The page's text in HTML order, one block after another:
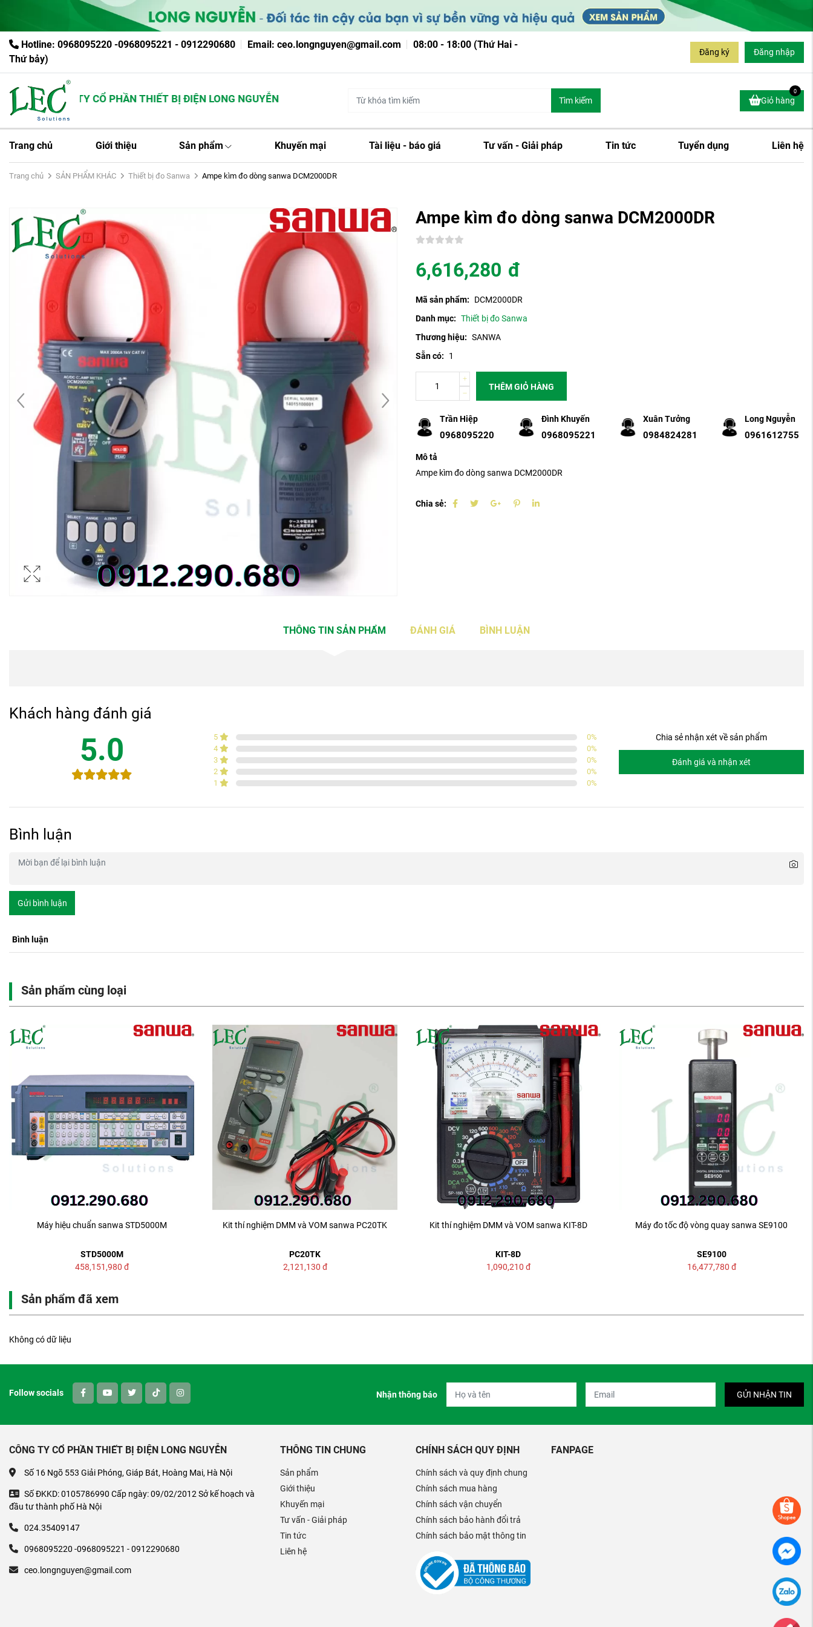
Hotline: 0968095220 -0968095221 - 0912290680 Email: ceo.longnguyen@gmail.com
08:00 - 18:00 (Thứ Hai -
Thứ bảy)
Đăng ký Đăng nhập
CÔNG TY CỔ PHẦN THIẾT BỊ ĐIỆN LONG NGUYỄN Tìm kiếm Giỏ hàng
0
Trang chủ Giới thiệu Sản phẩm Khuyến mại Tài liệu - báo giá Tư vấn - Giải pháp Tin tức Tuyển dụng Liên hệ
Trang chủ SẢN PHẨM KHÁC Thiết bị đo Sanwa Ampe kìm đo dòng sanwa DCM2000DR
Ampe kìm đo dòng sanwa DCM2000DR
6,616,280 đ
Mã sản phẩm:
DCM2000DR
Danh mục: Thiết bị đo Sanwa
Thương hiệu: SANWA
Sẵn có:
1
THÊM GIỎ HÀNG
Trần Hiệp
0968095220
Đình Khuyến
0968095221
Xuân Tưởng
0984824281
Long Nguyễn
0961612755
Mô tả
Ampe kìm đo dòng sanwa DCM2000DR
Chia sẻ:
THÔNG TIN SẢN PHẨM ĐÁNH GIÁ BÌNH LUẬN
Khách hàng đánh giá
5.0 5 0%
4
0%
3
0%
2
0%
1
0%
Chia sẻ nhận xét về sản phẩm
Đánh giá và nhận xét
Bình luận
Gửi bình luận
Bình luận
Sản phẩm cùng loại
Máy hiệu chuẩn sanwa STD5000M
STD5000M
458,151,980 đ
Kit thí nghiệm DMM và VOM sanwa PC20TK
PC20TK
2,121,130 đ
Kit thí nghiệm DMM và VOM sanwa KIT-8D
KIT-8D
1,090,210 đ
Máy đo tốc độ vòng quay sanwa SE9100
SE9100
16,477,780 đ
Sản phẩm đã xem
Không có dữ liệu
Follow socials Nhận thông báo GỬI NHẬN TIN
CÔNG TY CỔ PHẦN THIẾT BỊ ĐIỆN LONG NGUYỄN
Số 16 Ngõ 553 Giải Phóng, Giáp Bát, Hoàng Mai, Hà Nội
Số ĐKKD: 0105786990 Cấp ngày: 09/02/2012 Sở kế hoạch và
đầu tư thành phố Hà Nội
024.35409147
0968095220 -0968095221 - 0912290680
ceo.longnguyen@gmail.com
THÔNG TIN CHUNG
Sản phẩm
Giới thiệu
Khuyến mại
Tư vấn - Giải pháp
Tin tức
Liên hệ
CHÍNH SÁCH QUY ĐỊNH
Chính sách và quy định chung
Chính sách mua hàng
Chính sách vận chuyển
Chính sách bảo hành đổi trả
Chính sách bảo mật thông tin
FANPAGE